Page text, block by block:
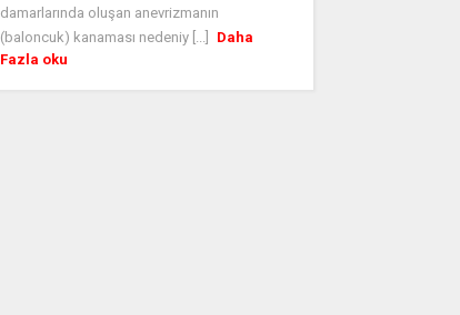
damarlarında oluşan anevrizmanın
(baloncuk) kanaması nedeniy [...]
Daha
Fazla oku